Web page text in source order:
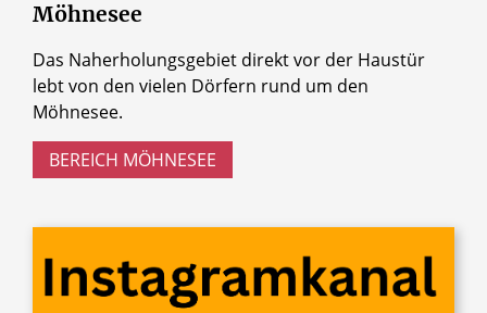
Möhnesee
Das Naherholungsgebiet direkt vor der Haustür
lebt von den vielen Dörfern rund um den
Möhnesee.
BEREICH MÖHNESEE